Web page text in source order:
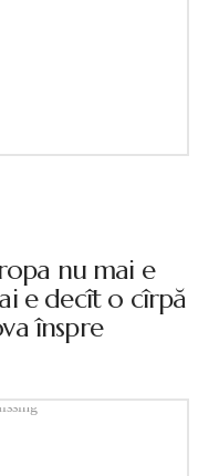
nu mai e
e decît o cîrpă
înspre